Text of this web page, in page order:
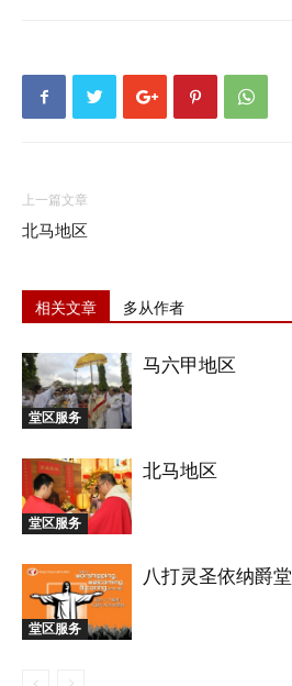
上一篇文章
北马地区
相关文章 多从作者
堂区服务
马六甲地区
堂区服务
北马地区
堂区服务
八打灵圣依纳爵堂